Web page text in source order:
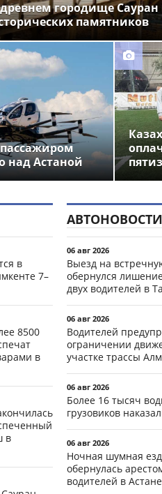
городище Сауран
памятников
пассажиром
над Астаной
в
7–
8500
в
в
АВТОНОВОСТИ
06 авг 2026
Выезд на
обернулся
двух водителей в
06 авг 2026
Водителей
ограничении
участке трассы
06 авг 2026
Более 16 тысяч
грузовиков
06 авг 2026
Ночная шумная
обернулась
водителей в Астане